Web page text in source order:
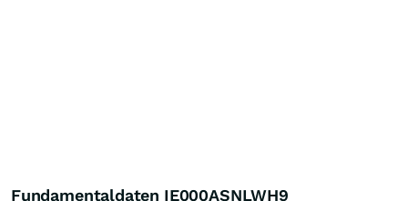
Fundamentaldaten IE000ASNLWH9